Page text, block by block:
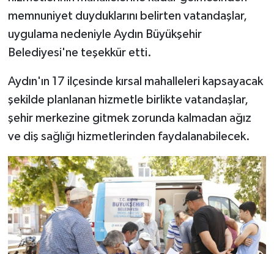
memnuniyet duyduklarını belirten vatandaşlar,
uygulama nedeniyle Aydın Büyükşehir
Belediyesi'ne teşekkür etti.
Aydın'ın 17 ilçesinde kırsal mahalleleri kapsayacak
şekilde planlanan hizmetle birlikte vatandaşlar,
şehir merkezine gitmek zorunda kalmadan ağız
ve diş sağlığı hizmetlerinden faydalanabilecek.